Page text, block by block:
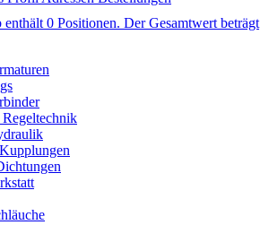
enthält 0 Positionen. Der Gesamtwert beträgt
Regeltechnik
Kupplungen